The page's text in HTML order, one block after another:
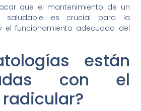
que el mantenimiento de un
saludable es crucial para la
el funcionamiento adecuado del
están
con el